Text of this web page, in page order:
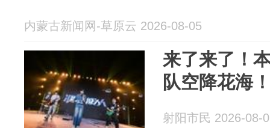
内蒙古新闻网-草原云 2026-08-05
来了来了！
队空降花海
射阳市民 2026-08-